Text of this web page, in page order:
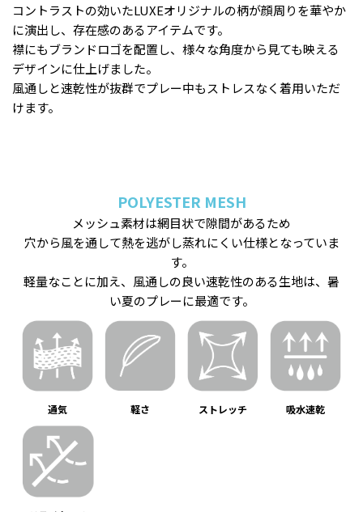
コントラストの効いたLUXEオリジナルの柄が顔周りを華やか
に演出し、存在感のあるアイテムです。
襟にもブランドロゴを配置し、様々な角度から見ても映える
デザインに仕上げました。
風通しと速乾性が抜群でプレー中もストレスなく着用いただ
けます。
POLYESTER MESH
メッシュ素材は網目状で隙間があるため
穴から風を通して熱を逃がし蒸れにくい仕様となっていま
す。
軽量なことに加え、風通しの良い速乾性のある生地は、暑
い夏のプレーに最適です。
通気 軽さ ストレッチ 吸水速乾